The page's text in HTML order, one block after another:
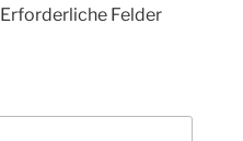
Erforderliche Felder